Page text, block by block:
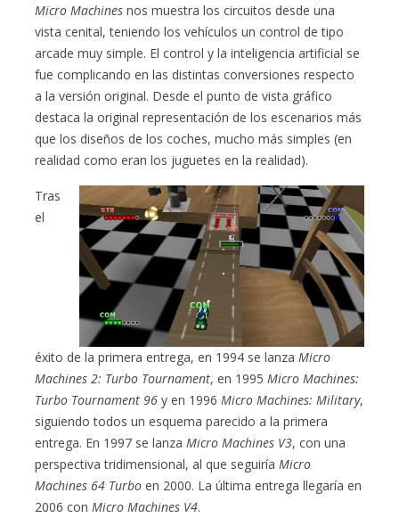
Micro Machines nos muestra los circuitos desde una
vista cenital, teniendo los vehículos un control de tipo
arcade muy simple. El control y la inteligencia artificial se
fue complicando en las distintas conversiones respecto
a la versión original. Desde el punto de vista gráfico
destaca la original representación de los escenarios más
que los diseños de los coches, mucho más simples (en
realidad como eran los juguetes en la realidad).
Tras
el
éxito de la primera entrega, en 1994 se lanzaMicro
Machines 2: Turbo Tournament, en 1995Micro Machines:
Turbo Tournament 96 y en 1996Micro Machines: Military,
siguiendo todos un esquema parecido a la primera
entrega. En 1997 se lanzaMicro Machines V3, con una
perspectiva tridimensional, al que seguiríaMicro
Machines 64 Turbo en 2000. La última entrega llegaría en
2006 conMicro Machines V4.